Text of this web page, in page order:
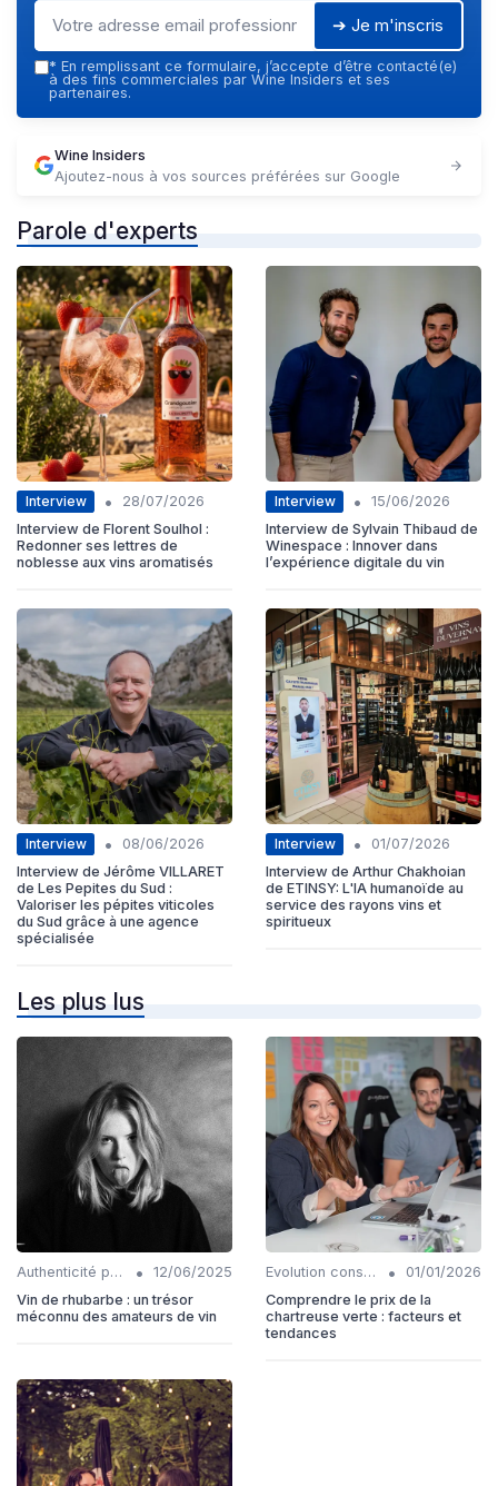
➔ Je m'inscris
* En remplissant ce formulaire, j’accepte d’être contacté(e)
à des fins commerciales par Wine Insiders et ses
partenaires.
Wine Insiders
Ajoutez-nous à vos sources préférées sur Google
Parole d'experts
Interview •
28/07/2026
Interview de Florent Soulhol :
Redonner ses lettres de
noblesse aux vins aromatisés
Interview •
15/06/2026
Interview de Sylvain Thibaud de
Winespace : Innover dans
l’expérience digitale du vin
Interview •
08/06/2026
Interview de Jérôme VILLARET
de Les Pepites du Sud :
Valoriser les pépites viticoles
du Sud grâce à une agence
spécialisée
Interview •
01/07/2026
Interview de Arthur Chakhoian
de ETINSY: L'IA humanoïde au
service des rayons vins et
spiritueux
Les plus lus
Authenticité produits •
12/06/2025
Vin de rhubarbe : un trésor
méconnu des amateurs de vin
Evolution consommation •
01/01/2026
Comprendre le prix de la
chartreuse verte : facteurs et
tendances